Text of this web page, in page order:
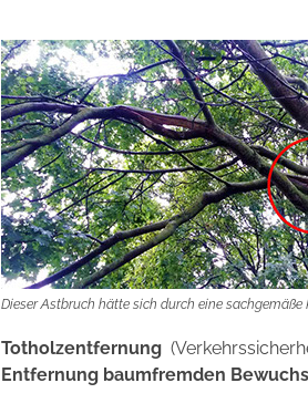
Dieser Astbruch hätte sich durch eine sachgemäße
Totholzentfernung
Entfernung baumfremden